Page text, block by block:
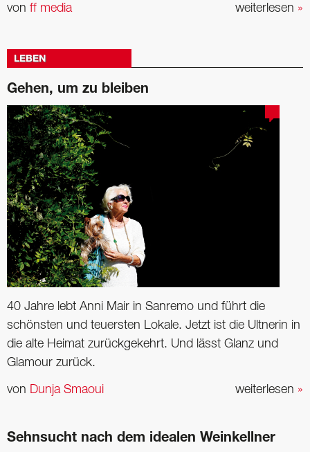
weiterlesen »
von ff media
LEBEN
Gehen, um zu bleiben
40 Jahre lebt Anni Mair in Sanremo und führt die
schönsten und teuersten Lokale. Jetzt ist die Ultnerin in
die alte Heimat zurückgekehrt. Und lässt Glanz und
Glamour zurück.
weiterlesen »
von Dunja Smaoui
Sehnsucht nach dem idealen Weinkellner